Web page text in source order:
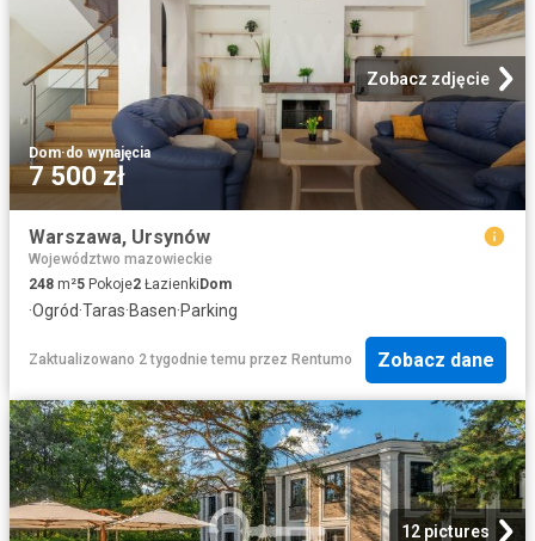
Zobacz zdjęcie
Dom·do wynajęcia
7 500 zł
Warszawa, Ursynów
Województwo mazowieckie
248 m²5 Pokoje2 Łazienki Dom
·Ogród·Taras·Basen·Parking
Zaktualizowano 2 tygodnie temu przez Rentumo Zobacz dane
12 pictures